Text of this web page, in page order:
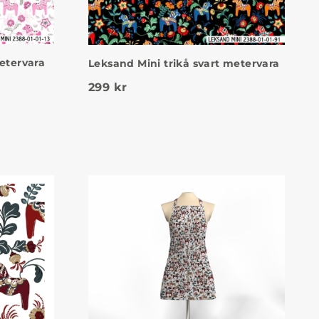
Leksand Mini trikå svart metervara
299 kr